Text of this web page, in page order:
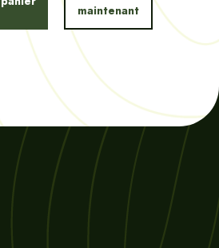
maintenant